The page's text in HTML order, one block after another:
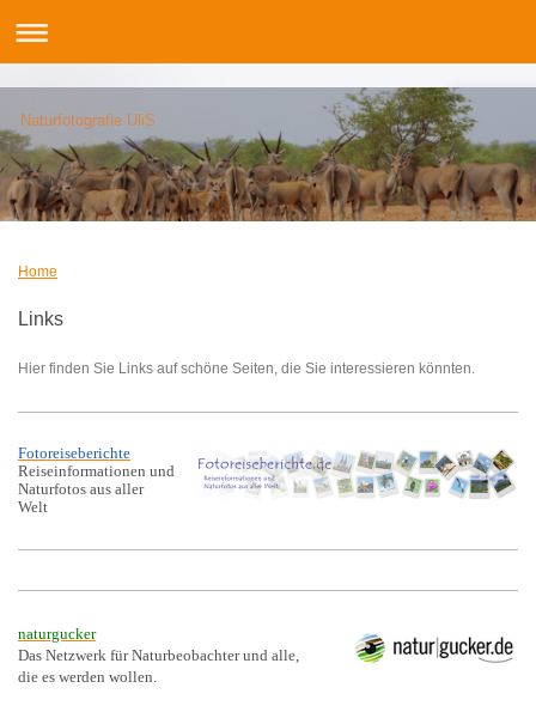
Naturfotografie UliS
Home
Links
Hier finden Sie Links auf schöne Seiten, die Sie interessieren könnten.
Fotoreiseberichte
Reiseinformationen und
Naturfotos aus aller
Welt
naturgucker
Das Netzwerk für Naturbeobachter und alle,
die es werden wollen.